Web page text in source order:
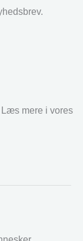
Læs mere i vores